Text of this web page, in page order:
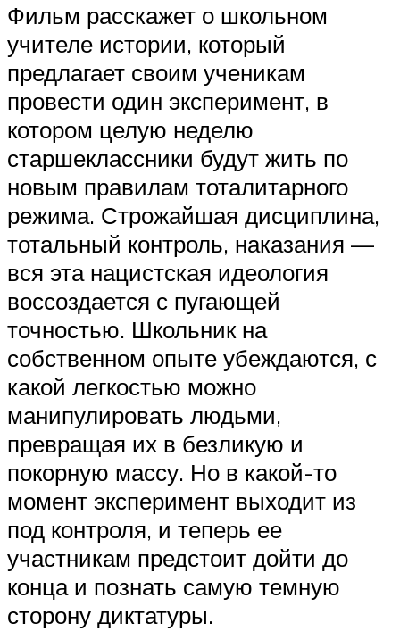
Фильм расскажет о школьном
учителе истории, который
предлагает своим ученикам
провести один эксперимент, в
котором целую неделю
старшеклассники будут жить по
новым правилам тоталитарного
режима. Строжайшая дисциплина,
тотальный контроль, наказания —
вся эта нацистская идеология
воссоздается с пугающей
точностью. Школьник на
собственном опыте убеждаются, с
какой легкостью можно
манипулировать людьми,
превращая их в безликую и
покорную массу. Но в какой-то
момент эксперимент выходит из
под контроля, и теперь ее
участникам предстоит дойти до
конца и познать самую темную
сторону диктатуры.